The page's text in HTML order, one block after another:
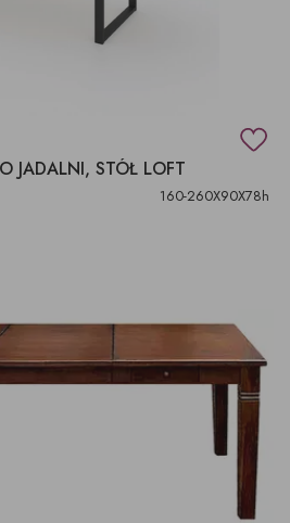
JADALNI, STÓŁ LOFT
160-260X90X78h